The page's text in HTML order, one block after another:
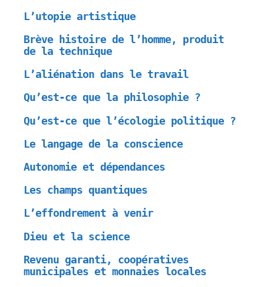
L’utopie artistique
Brève histoire de l’homme, produit
de la technique
L’aliénation dans le travail
Qu’est-ce que la philosophie ?
Qu’est-ce que l’écologie politique ?
Le langage de la conscience
Autonomie et dépendances
Les champs quantiques
L’effondrement à venir
Dieu et la science
Revenu garanti, coopératives
municipales et monnaies locales